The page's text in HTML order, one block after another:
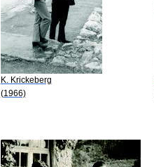
K. Krickeberg
(1966)